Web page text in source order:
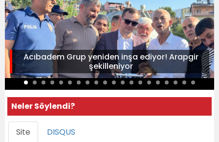
Acıbadem Grup yeniden inşa ediyor! Arapgir
şekilleniyor
Neler Söylendi?
Site DISQUS